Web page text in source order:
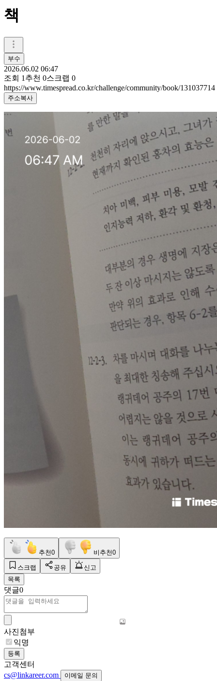
책
부수
2026.06.02 06:47
조회 1 추천 0스크랩 0
https://www.timespread.co.kr/challenge/community/book/131037714
주소복사
추천0 비추천0
스크랩 공유
신고
목록
댓글0
사진첨부
익명
등록
고객센터
cs@linkareer.com
이메일 문의